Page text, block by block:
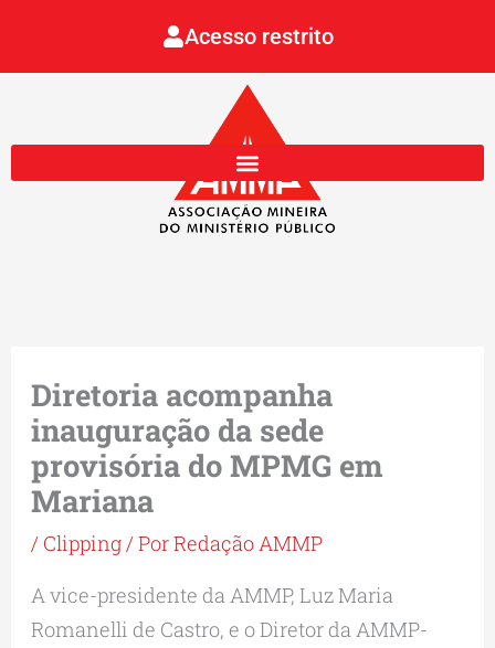
Acesso restrito
Diretoria acompanha
inauguração da sede
provisória do MPMG em
Mariana
/ Clipping/ PorRedação AMMP
A vice-presidente da AMMP, Luz Maria
Romanelli de Castro, e o Diretor da AMMP-